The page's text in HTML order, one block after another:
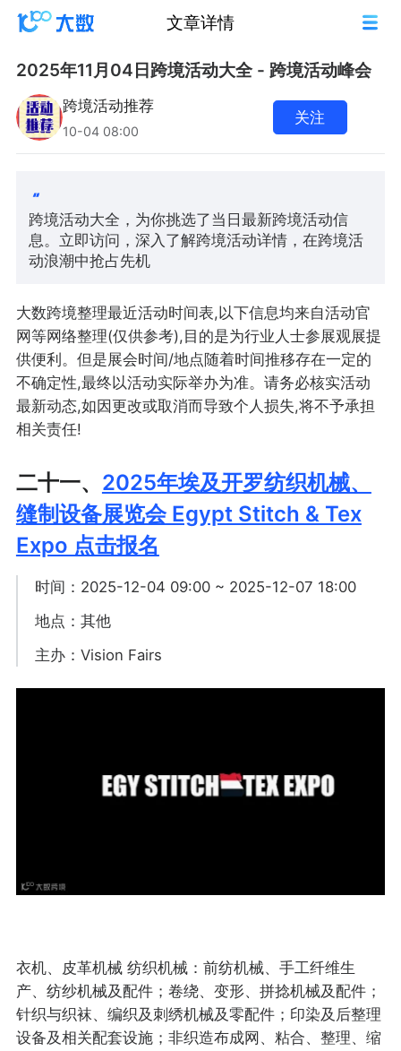
文章详情
2025年11月04日跨境活动大全 - 跨境活动峰会
跨境活动推荐
10-04 08:00
关注
跨境活动大全，为你挑选了当日最新跨境活动信
息。立即访问，深入了解跨境活动详情，在跨境活
动浪潮中抢占先机
大数跨境整理最近活动时间表,以下信息均来自活动官
网等网络整理(仅供参考),目的是为行业人士参展观展提
供便利。但是展会时间/地点随着时间推移存在一定的
不确定性,最终以活动实际举办为准。请务必核实活动
最新动态,如因更改或取消而导致个人损失,将不予承担
相关责任!
二十一、 2025年埃及开罗纺织机械、
缝制设备展览会 Egypt Stitch & Tex
Expo 点击报名
时间：2025-12-04 09:00 ~ 2025-12-07 18:00
地点：其他
主办：Vision Fairs
衣机、皮革机械 纺织机械：前纺机械、手工纤维生
产、纺纱机械及配件；卷绕、变形、拼捻机械及配件；
针织与织袜、编织及刺绣机械及零配件；印染及后整理
设备及相关配套设施；非织造布成网、粘合、整理、缩